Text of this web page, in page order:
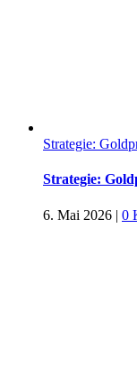
Strategie:
Strategie:
6. Mai 2026 | 0